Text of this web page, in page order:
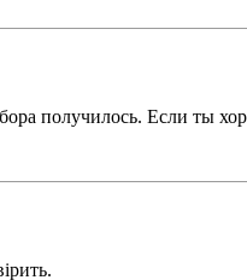
получилось. Если ты